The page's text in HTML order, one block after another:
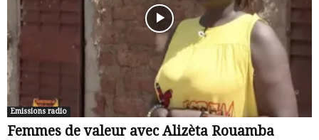
Emissions radio
Femmes de valeur avec Alizèta Rouamba